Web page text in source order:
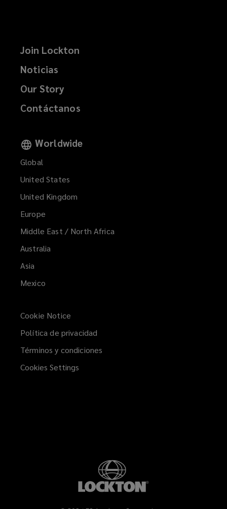
Join Lockton
Noticias
Our Story
Contáctanos
Worldwide
Global
United States
United Kingdom
Europe
Middle East / North Africa
Australia
Asia
Mexico
Cookie Notice
Política de privacidad
Términos y condiciones
Cookies Settings